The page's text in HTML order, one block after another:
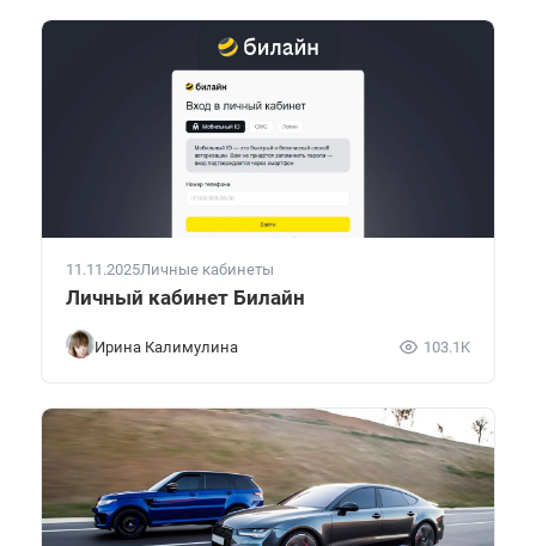
11.11.2025Личные кабинеты
Личный кабинет Билайн
Ирина Калимулина 103.1K